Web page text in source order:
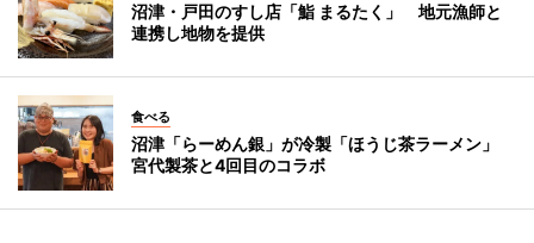
沼津・戸田のすし店「鮨 まるたく」 地元漁師と
連携し地物を提供
食べる
沼津「らーめん銀」が冷製「ほうじ茶ラーメン」
宮代製茶と4回目のコラボ